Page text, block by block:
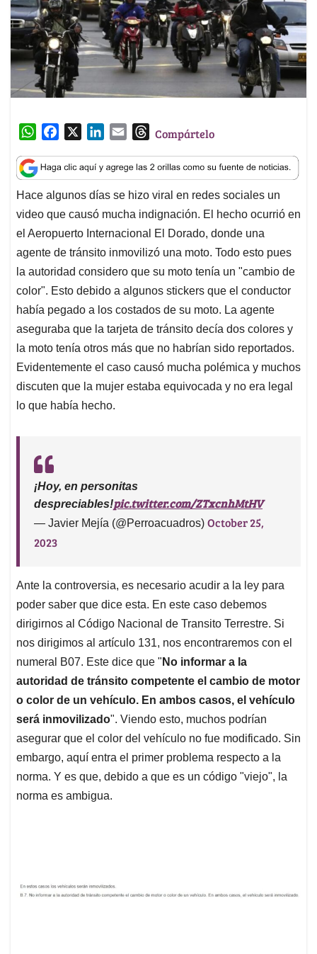
W
a
t
s
A
p
p
c
e
b
o
o
k
n
k
e
d
I
n
a
i
l
T
r
e
a
d
s
Compártelo
Hace algunos días se hizo viral en redes sociales un
video que causó mucha indignación. El hecho ocurrió en
el Aeropuerto Internacional El Dorado, donde una
agente de tránsito inmovilizó una moto. Todo esto pues
la autoridad considero que su moto tenía un "cambio de
color". Esto debido a algunos stickers que el conductor
había pegado a los costados de su moto. La agente
aseguraba que la tarjeta de tránsito decía dos colores y
la moto tenía otros más que no habrían sido reportados.
Evidentemente el caso causó mucha polémica y muchos
discuten que la mujer estaba equivocada y no era legal
lo que había hecho.
¡Hoy, en personitas
despreciables!pic.twitter.com/ZTxcnhMtHV
— Javier Mejía (@Perroacuadros) October 25,
2023
Ante la controversia, es necesario acudir a la ley para
poder saber que dice esta. En este caso debemos
dirigirnos al Código Nacional de Transito Terrestre. Si
nos dirigimos al artículo 131, nos encontraremos con el
numeral B07. Este dice que " No informar a la
autoridad de tránsito competente el cambio de motor
o color de un vehículo. En ambos casos, el vehículo
será inmovilizado". Viendo esto, muchos podrían
asegurar que el color del vehículo no fue modificado. Sin
embargo, aquí entra el primer problema respecto a la
norma. Y es que, debido a que es un código "viejo", la
norma es ambigua.